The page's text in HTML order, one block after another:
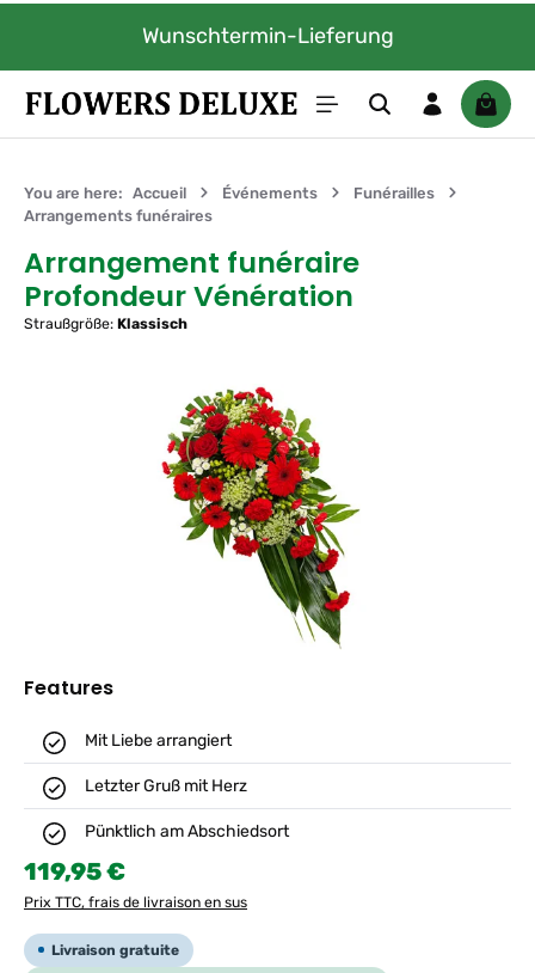
Passer au contenu principal
Wunschtermin-Lieferung
Le
You are here: Accueil Événements
Funérailles
Arrangements funéraires
Arrangement funéraire
Profondeur Vénération
Straußgröße: Klassisch
Ignorer la galerie d'images
Features
Mit Liebe arrangiert
Letzter Gruß mit Herz
Pünktlich am Abschiedsort
Prix régulier :
119,95 €
Prix TTC, frais de livraison en sus
Livraison gratuite